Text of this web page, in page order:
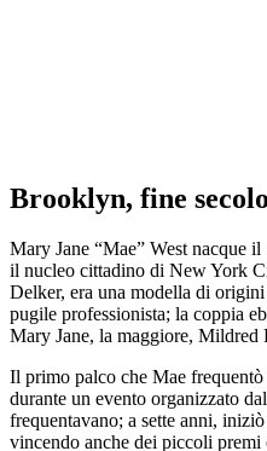
Brooklyn, fine secolo
Mary Jane “Mae” West nacque
il nucleo cittadino di New York
Delker, era una modella di
pugile professionista; la coppia
Mary Jane, la maggiore, Mildred
Il primo palco che Mae
durante un evento organizzato
frequentavano; a sette anni,
vincendo anche dei piccoli